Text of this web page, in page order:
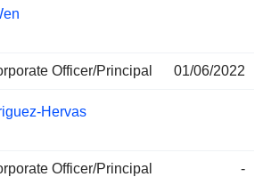
Officer/Principal 01/06/2022
Hervas
Officer/Principal -